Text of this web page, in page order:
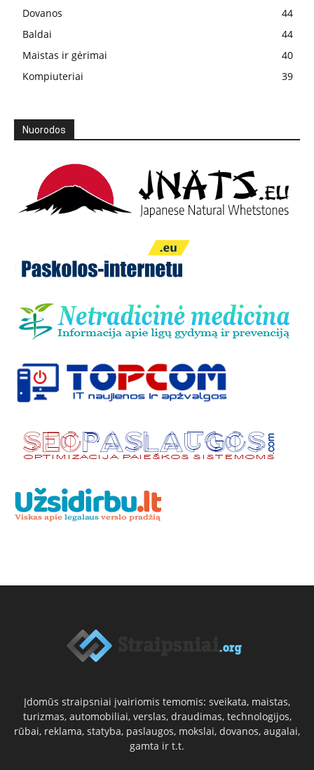
Dovanos
44
Baldai
44
Maistas ir gėrimai
40
Kompiuteriai
39
Nuorodos
Įdomūs straipsniai įvairiomis temomis: sveikata, maistas,
turizmas, automobiliai, verslas, draudimas, technologijos,
rūbai, reklama, statyba, paslaugos, mokslai, dovanos, augalai,
gamta ir t.t.